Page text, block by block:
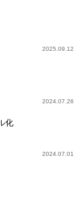
2025.09.12
2024.07.26
化
2024.07.01